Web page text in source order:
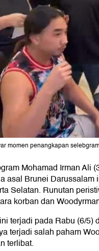
momen penangkapan
Mohamad Irman Ali
asal Brunei
Selatan. Runutan
korban dan
terjadi pada Rabu (6/5)
terjadi salah paham
terlibat.